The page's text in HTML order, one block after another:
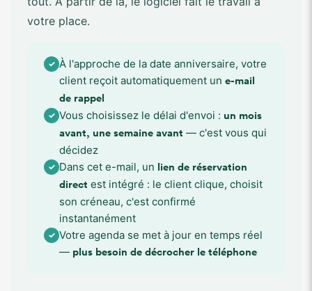
votre place.
✓ À l'approche de la date anniversaire, votre
client reçoit automatiquement un e-mail
de rappel
✓ Vous choisissez le délai d'envoi : un mois
avant, une semaine avant — c'est vous qui
décidez
✓ Dans cet e-mail, un
lien de réservation
direct est intégré : le client clique, choisit
son créneau, c'est confirmé
instantanément
✓ Votre agenda se met à jour en temps réel
— plus besoin de décrocher le téléphone